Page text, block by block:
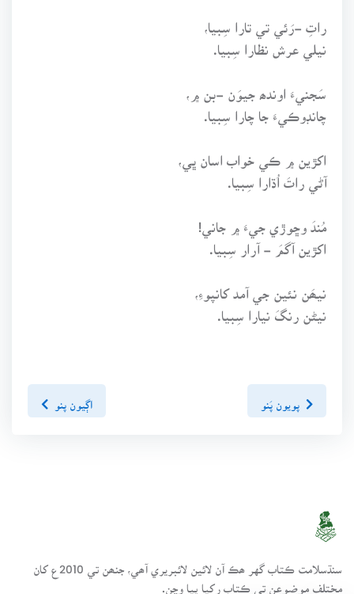
راتِ -رَئي تي تارا سِبيا،
نيلي عرش نظارا سِبيا.
سَجنيءَ اوندھ جيوَن -بن ۾،
چانڊوڪيءَ جا چارا سِبيا.
اکڙين ۾ ڪي خواب اسان ڀي،
آڻي راتَ اُڌارا سِبيا.
مُندَ وڇوڙي جيءَ ۾ جاني!
اکڙين آگمَ - آرار سِبيا.
نيھَن نئين جي آمد کانپوءِ،
نيڻن رنگَ نيارا سِبيا.
پويون پَنو اڳيون پنو
سنڌسلامت ڪتاب گهر ھڪ آن لائين لائبريري آھي، جنھن تي 2010ع کان
مختلف موضوعن تي ڪتاب رکيا پيا وڃن.